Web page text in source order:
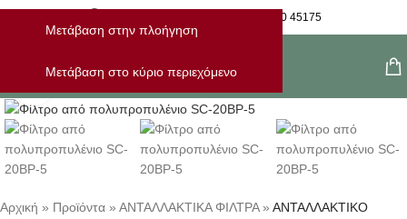
Μετάβαση στην πλοήγηση
Μετάβαση στο κύριο περιεχόμενο
28210 45175
Μενού
Αρχική » Προϊόντα » ΑΝΤΑΛΛΑΚΤΙΚΑ ΦΙΛΤΡΑ» ΑΝΤΑΛΛΑΚΤΙΚΟ